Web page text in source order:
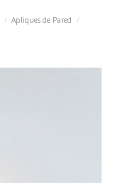
Apliques de Pared